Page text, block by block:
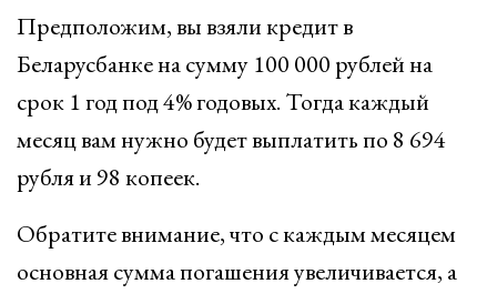
Предположим, вы взяли кредит в
Беларусбанке на сумму 100 000 рублей на
срок 1 год под 4% годовых. Тогда каждый
месяц вам нужно будет выплатить по 8 694
рубля и 98 копеек.
Обратите внимание, что с каждым месяцем
основная сумма погашения увеличивается, а